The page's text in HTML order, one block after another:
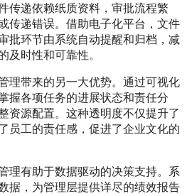
传递依赖纸质资料，审批流程繁
传递错误。借助电子化平台，文件
批环节由系统自动提醒和归档，减
及时性和可靠性。
理带来的另一大优势。通过可视化
握各项任务的进展状态和责任分
资源配置。这种透明度不仅提升了
员工的责任感，促进了企业文化的
理有助于数据驱动的决策支持。系
据，为管理层提供详尽的绩效报告